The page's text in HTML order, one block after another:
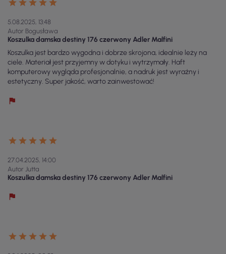
5.08.2025, 13:48
Autor Bogusława
Koszulka damska destiny 176 czerwony Adler Malfini
Koszulka jest bardzo wygodna i dobrze skrojona, idealnie leży na
ciele. Materiał jest przyjemny w dotyku i wytrzymały. Haft
komputerowy wygląda profesjonalnie, a nadruk jest wyraźny i
estetyczny. Super jakość, warto zainwestować!
27.04.2025, 14:00
Autor Jutta
Koszulka damska destiny 176 czerwony Adler Malfini